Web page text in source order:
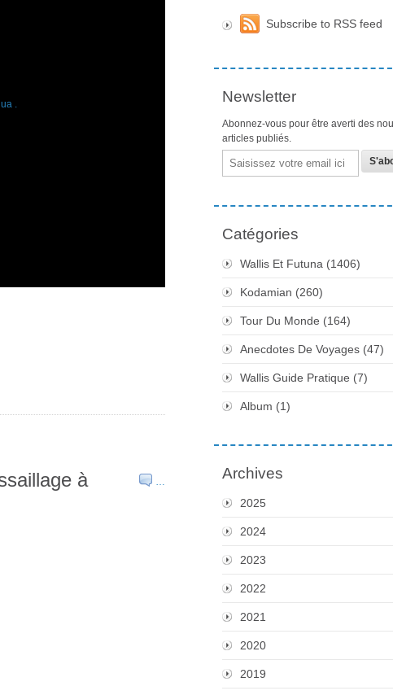
…
à
Subscribe to RSS feed
Newsletter
Abonnez-vous pour être averti des
articles publiés.
Email
Catégories
Wallis Et Futuna (1406)
Kodamian (260)
Tour Du Monde (164)
Anecdotes De Voyages (47)
Wallis Guide Pratique (7)
Album (1)
Archives
2025
2024
2023
2022
2021
2020
2019